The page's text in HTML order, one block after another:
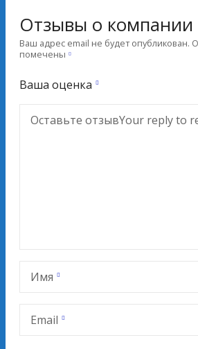
Отзывы о компании
Ваш адрес email не будет опубликован.
помечены
Ваша оценка
Оставьте отзывYour reply to
Имя
Email